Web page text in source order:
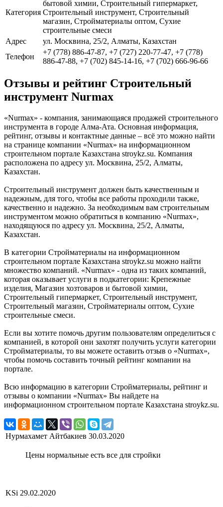
Категория
бытовой химии, Строительный гипермаркет,
Строительный инструмент, Строительный
магазин, Стройматериалы оптом, Сухие
строительные смеси
Адрес
ул. Москвина, 25/2, Алматы, Казахстан
Телефон
+7 (778) 886-47-87, +7 (727) 220-77-47, +7 (778)
886-47-88, +7 (702) 845-14-16, +7 (702) 666-96-66
Отзывы и рейтинг Строительный
инструмент Nurmax
«Nurmax» - компания, занимающаяся продажей строительного
инструмента в городе Алма-Ата. Основная информация,
рейтинг, отзывы и контактные данные – всё это можно найти
на странице компании «Nurmax» на информационном
строительном портале Казахстана stroykz.su. Компания
расположена по адресу ул. Москвина, 25/2, Алматы,
Казахстан.
Строительный инструмент должен быть качественным и
надежным, для того, чтобы все работы проходили также,
качественно и надежно. За необходимым вам строительным
инструментом можно обратиться в компанию «Nurmax»,
находящуюся по адресу ул. Москвина, 25/2, Алматы,
Казахстан.
В категории Стройматериалы на информационном
строительном портале Казахстана stroykz.su можно найти
множество компаний. «Nurmax» - одна из таких компаний,
которая оказывает услуги в подкатегории: Крепежные
изделия, Магазин хозтоваров и бытовой химии,
Строительный гипермаркет, Строительный инструмент,
Строительный магазин, Стройматериалы оптом, Сухие
строительные смеси.
Если вы хотите помочь другим пользователям определиться с
компанией, в которой они захотят получить услуги категории
Стройматериалы, то вы можете оставить отзыв о «Nurmax»,
чтобы помочь составить точный рейтинг компании на
портале.
Всю информацию в категории Стройматериалы, рейтинг и
отзывы о компании «Nurmax» Вы найдете на
информационном строительном портале Казахстана stroykz.su.
Нурмахамет Айтбакиев 30.03.2020
Цены нормальные есть все для стройки
KSi 29.02.2020